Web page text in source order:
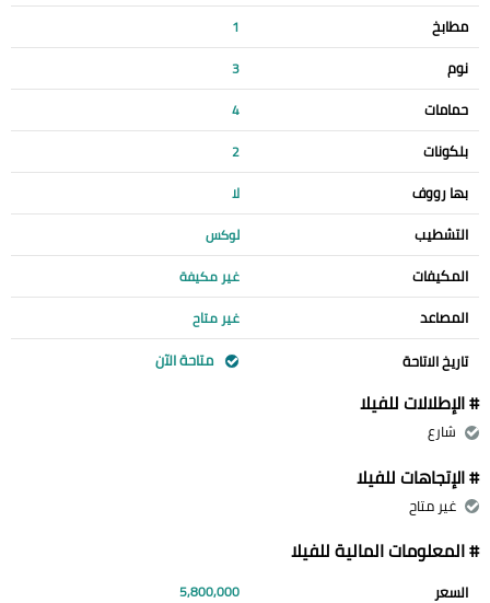
مطابخ 1
نوم 3
حمامات 4
بلكونات 2
بها رووف لا
التشطيب لوكس
المكيفات غير مكيفة
المصاعد غير متاح
تاريخ الاتاحة متاحة الآن
# الإطلالات للفيلا
شارع
# الإتجاهات للفيلا
غير متاح
# المعلومات المالية للفيلا
السعر 5,800,000